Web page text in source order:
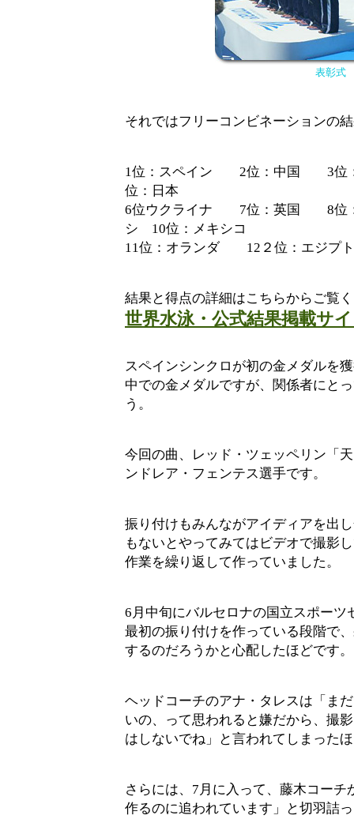
表彰式
それではフリーコンビネーションの
1位：スペイン 2位：中国 3位
位：日本
6位ウクライナ 7位：英国 8位：
シ 10位：メキシコ
11位：オランダ 12２位：エジプト
結果と得点の詳細はこちらからご覧
世界水泳・公式結果掲載サ
スペインシンクロが初の金メダルを
中での金メダルですが、関係者にと
う。
今回の曲、レッド・ツェッペリン「
ンドレア・フェンテス選手です。
振り付けもみんながアイディアを出
もないとやってみてはビデオで撮影
作業を繰り返して作っていました。
6月中旬にバルセロナの国立スポーツ
最初の振り付けを作っている段階で
するのだろうかと心配したほどです。
ヘッドコーチのアナ・タレスは「ま
いの、って思われると嫌だから、撮
はしないでね」と言われてしまった
さらには、7月に入って、藤木コー
作るのに追われています」と切羽詰